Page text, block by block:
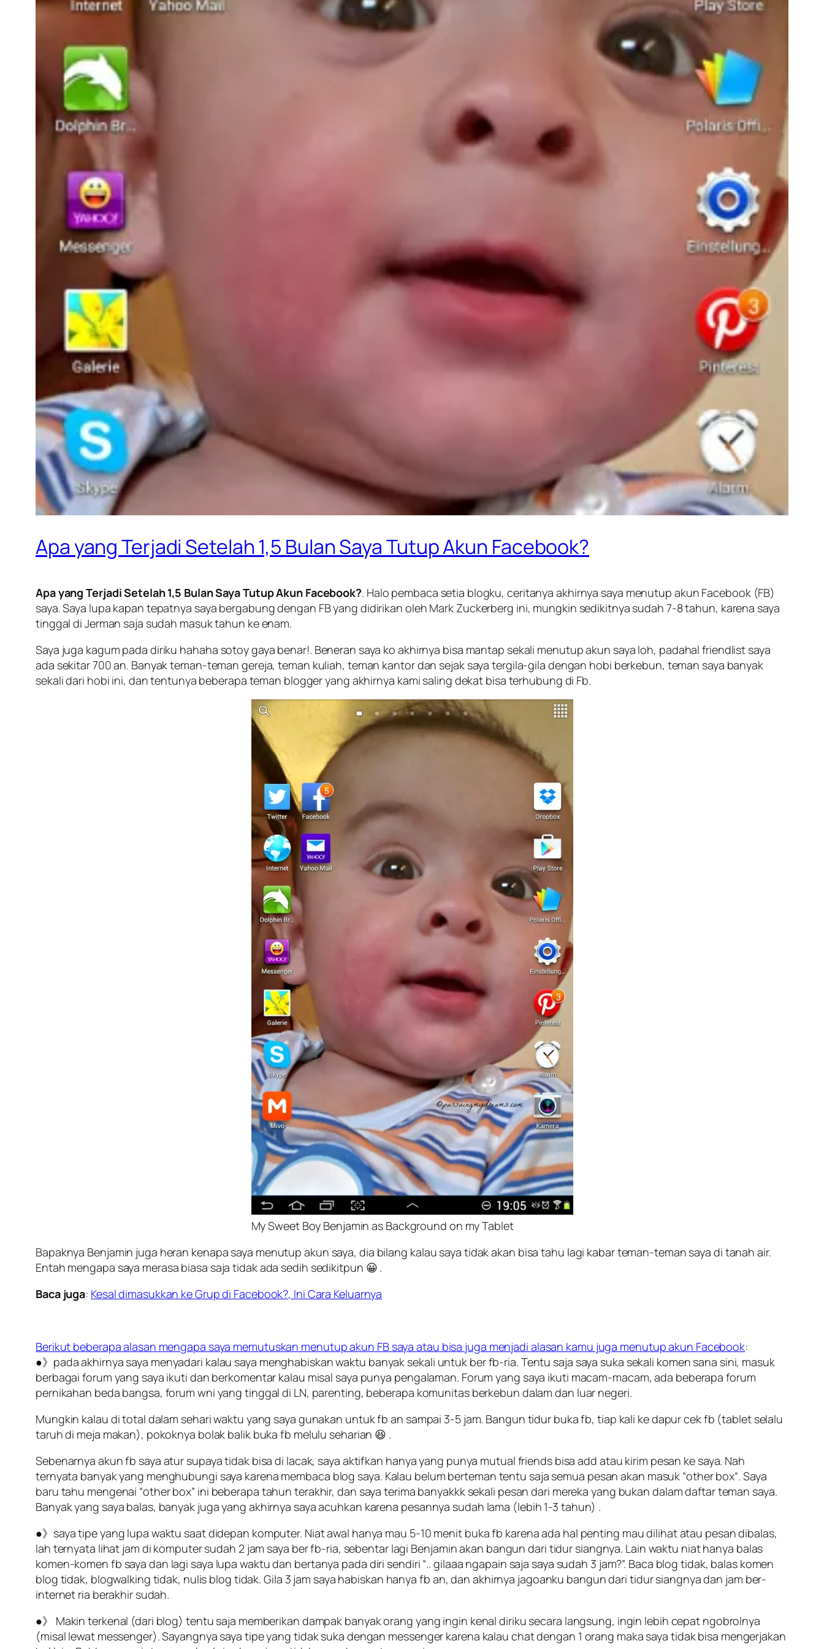
Apa yang Terjadi Setelah 1,5 Bulan Saya Tutup Akun Facebook?
Apa yang Terjadi Setelah 1,5 Bulan Saya Tutup Akun Facebook?. Halo pembaca setia blogku, ceritanya akhirnya saya menutup akun Facebook (FB)
saya. Saya lupa kapan tepatnya saya bergabung dengan FB yang didirikan oleh Mark Zuckerberg ini, mungkin sedikitnya sudah 7-8 tahun, karena saya
tinggal di Jerman saja sudah masuk tahun ke enam.
Saya juga kagum pada diriku hahaha sotoygaya benar!. Beneran saya ko akhirnya bisa mantap sekali menutup akun saya loh, padahal friendlist saya
ada sekitar 700 an. Banyak teman-teman gereja, teman kuliah, teman kantor dan sejak saya tergila-gila dengan hobi berkebun, teman saya banyak
sekali dari hobi ini, dan tentunya beberapa teman blogger yang akhirnya kami saling dekat bisa terhubung di Fb.
My Sweet Boy Benjamin as Background on my Tablet
Bapaknya Benjamin juga heran kenapa saya menutup akun saya, dia bilang kalau saya tidak akan bisa tahu lagi kabar teman-teman saya di tanah air.
Entah mengapa saya merasa biasa saja tidak ada sedih sedikitpun 😀 .
Baca juga: Kesal dimasukkan ke Grup di Facebook?, Ini Cara Keluarnya
Berikut beberapa alasan mengapa saya memutuskan menutup akun FB saya atau bisa juga menjadi alasan kamu juga menutup akun Facebook:
●》pada akhirnya saya menyadari kalau saya menghabiskan waktu banyak sekali untuk ber fb-ria. Tentu saja saya suka sekali komen sana sini, masuk
berbagai forum yang saya ikuti dan berkomentar kalau misal saya punya pengalaman. Forum yang saya ikuti macam-macam, ada beberapa forum
pernikahan beda bangsa, forum wni yang tinggal di LN, parenting, beberapa komunitas berkebun dalam dan luar negeri.
Mungkin kalau di total dalam sehari waktu yang saya gunakan untuk fb an sampai 3-5 jam. Bangun tidur buka fb, tiap kali ke dapur cek fb (tablet selalu
taruh di meja makan), pokoknya bolak balik buka fb melulu seharian 😆 .
Sebenarnya akun fb saya atur supaya tidak bisa di lacak, saya aktifkan hanya yang punya mutual friends bisa add atau kirim pesan ke saya. Nah
ternyata banyak yang menghubungi saya karena membaca blog saya. Kalau belum berteman tentu saja semua pesan akan masuk “other box“. Saya
baru tahu mengenai “other box” ini beberapa tahun terakhir, dan saya terima banyakkk sekali pesan dari mereka yang bukan dalam daftar teman saya.
Banyak yang saya balas, banyak juga yang akhirnya saya acuhkan karena pesannya sudah lama (lebih 1-3 tahun) .
●》saya tipe yang lupa waktu saat didepan komputer. Niat awal hanya mau 5-10 menit buka fb karena ada hal penting mau dilihat atau pesan dibalas,
lah ternyata lihat jam di komputer sudah 2 jam saya ber fb-ria, sebentar lagi Benjamin akan bangun dari tidur siangnya. Lain waktu niat hanya balas
komen-komen fb saya dan lagi saya lupa waktu dan bertanya pada diri sendiri “..gilaaa ngapain saja saya sudah 3 jam?”. Baca blog tidak, balas komen
blog tidak, blogwalking tidak, nulis blog tidak. Gila 3 jam saya habiskan hanya fb an, dan akhirnya jagoanku bangun dari tidur siangnya dan jam ber-
internet ria berakhir sudah.
●》 Makin terkenal (dari blog) tentu saja memberikan dampak banyak orang yang ingin kenal diriku secara langsung, ingin lebih cepat ngobrolnya
(misal lewat messenger). Sayangnya saya tipe yang tidak suka dengan messenger karena kalau chat dengan 1 orang maka saya tidak bisa mengerjakan